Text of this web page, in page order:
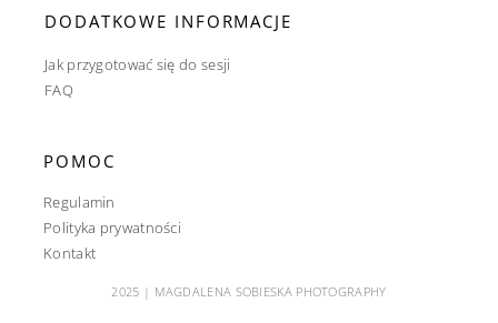
DODATKOWE INFORMACJE
Jak przygotować się do sesji
FAQ
POMOC
Regulamin
Polityka prywatności
Kontakt
2025 | MAGDALENA SOBIESKA PHOTOGRAPHY